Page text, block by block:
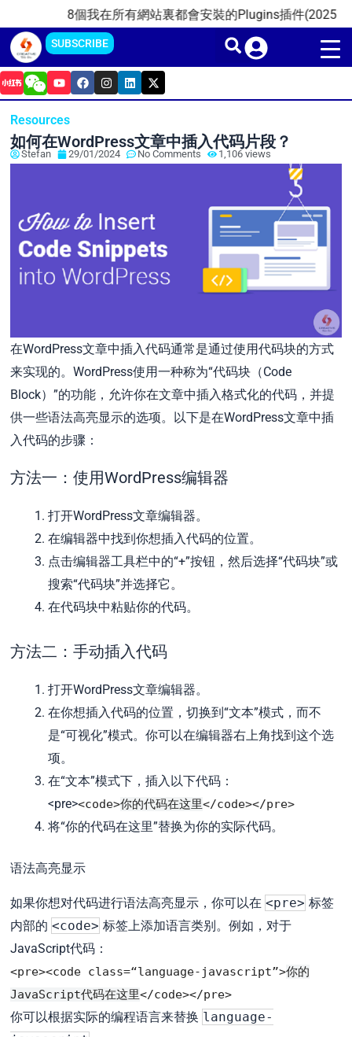
content
8個我在所有網站裏都會安裝的Plugins插件(2025)
SUBSCRIBE
Y
o
u
u
b
e
F
a
c
o
k
I
n
s
r
a
L
i
n
d
i
n
X
-
t
t
t
e
Resources
如何在WordPress文章中插入代码片段？
Stefan 29/01/2024 No Comments 1,106 views
在WordPress文章中插入代码通常是通过使用代码块的方式
来实现的。WordPress使用一种称为“代码块（Code
Block）”的功能，允许你在文章中插入格式化的代码，并提
供一些语法高亮显示的选项。以下是在WordPress文章中插
入代码的步骤：
方法一：使用WordPress编辑器
打开WordPress文章编辑器。
在编辑器中找到你想插入代码的位置。
点击编辑器工具栏中的“+”按钮，然后选择“代码块”或
搜索“代码块”并选择它。
在代码块中粘贴你的代码。
方法二：手动插入代码
打开WordPress文章编辑器。
在你想插入代码的位置，切换到“文本”模式，而不
是“可视化”模式。你可以在编辑器右上角找到这个选
项。
在“文本”模式下，插入以下代码：
<pre><code>你的代码在这里</code></pre>
将“你的代码在这里”替换为你的实际代码。
语法高亮显示
如果你想对代码进行语法高亮显示，你可以在 <pre> 标签
内部的 <code> 标签上添加语言类别。例如，对于
JavaScript代码：
<pre><code class=“language-javascript”>你的
JavaScript代码在这里</code></pre>
你可以根据实际的编程语言来替换 language-